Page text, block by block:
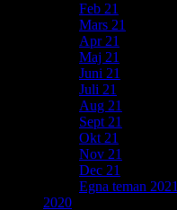
Feb 21
Mars 21
Apr 21
Maj 21
Juni 21
Juli 21
Aug 21
Sept 21
Okt 21
Nov 21
Dec 21
Egna teman 2021
2020